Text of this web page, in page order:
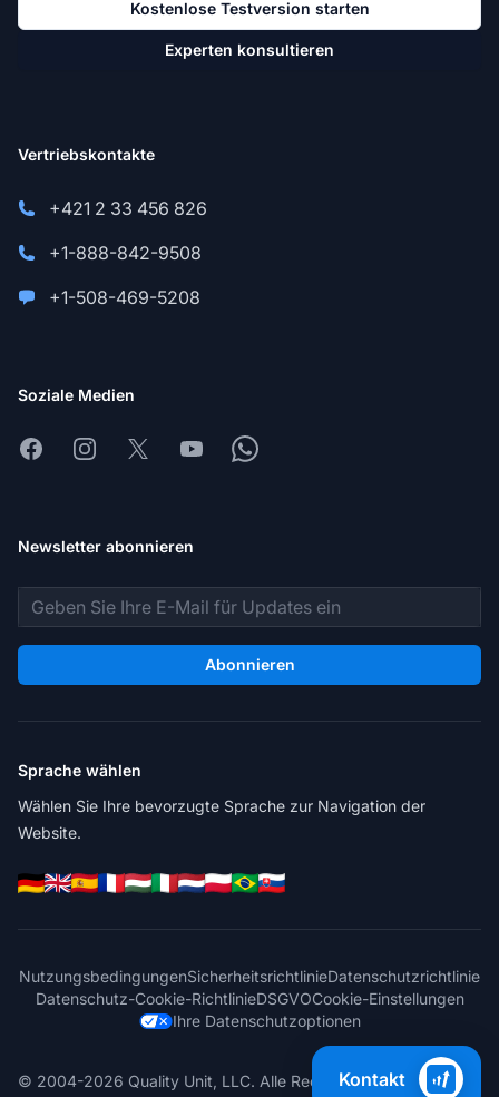
Kostenlose Testversion starten
Experten konsultieren
Vertriebskontakte
+421 2 33 456 826
+1-888-842-9508
+1-508-469-5208
Soziale Medien
FacebookInstagram
X YoutubeWhatsapp
Newsletter abonnieren
E-Mail-Adresse
Abonnieren
Sprache wählen
Wählen Sie Ihre bevorzugte Sprache zur Navigation der
Website.
NutzungsbedingungenSicherheitsrichtlinieDatenschutzrichtlinie
Datenschutz-Cookie-RichtlinieDSGVOCookie-Einstellungen
Ihre Datenschutzoptionen
© 2004-2026 Quality Unit, LLC. Alle Rechte vorbehalten.
Kontakt